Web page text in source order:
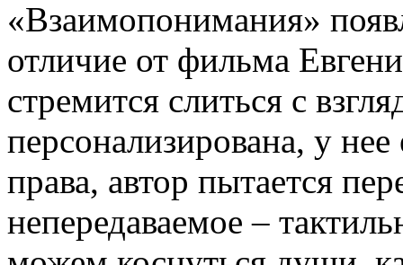
«Взаимопонимания»
отличие от фильма
стремится слиться с
персонализирована, у
права, автор пытается
непередаваемое –